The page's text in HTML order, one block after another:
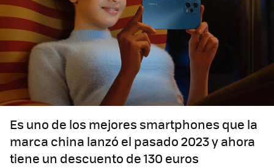
Es uno de los mejores smartphones que la
marca china lanzó el pasado 2023 y ahora
tiene un descuento de 130 euros